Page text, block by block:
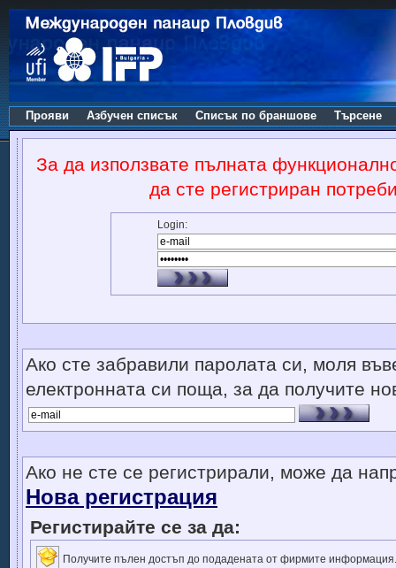
Прояви Азбучен списък Списък по браншове Търсене
За да използвате пълната
да сте регистриран
Login:
Ако сте забравили паролата си, моля
електронната си поща, за да получите
Ако не сте се регистрирали, може да
Нова регистрация
Регистирайте се за да:
Получите пълен достъп до подадената от фирмите информация.